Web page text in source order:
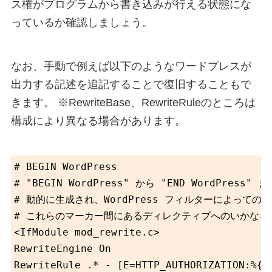
ス権がプログラムから書き込みが行える状態にな
っているか確認しましょう。
なお、手動で例えば以下のようなワードプレスが
出力する記述を追記することで復旧することもで
きます。 ※RewriteBase、RewriteRuleのところは
構成により異なる場合があります。
# BEGIN WordPress
# "BEGIN WordPress" から "END WordPress" ま
# 動的に生成され、WordPress フィルターによってのみ
# これらのマーカー間にあるディレクティブへのいかな
<IfModule mod_rewrite.c>
RewriteEngine On
RewriteRule .* -